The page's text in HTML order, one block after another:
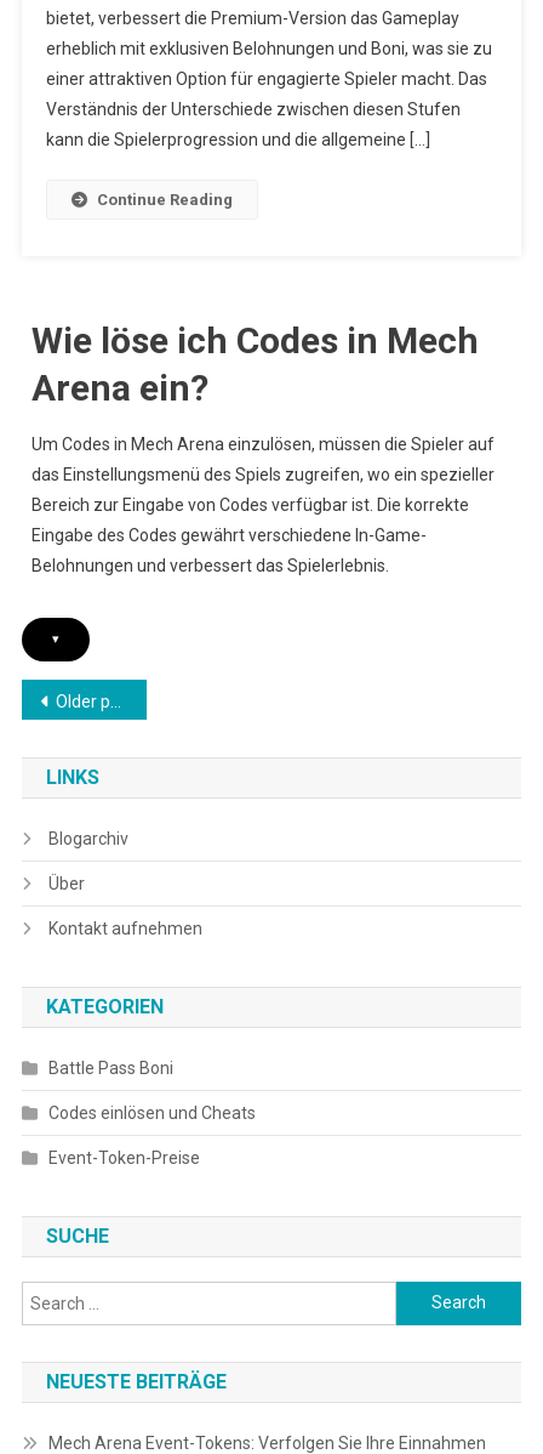
Vergleich
Von
Kostenlosen
Und
Premium-
bietet, verbessert die Premium-Version das Gameplay
erheblich mit exklusiven Belohnungen und Boni, was sie zu
einer attraktiven Option für engagierte Spieler macht. Das
Verständnis der Unterschiede zwischen diesen Stufen
kann die Spielerprogression und die allgemeine […]
Continue Reading
Wie löse ich Codes in Mech
Arena ein?
Um Codes in Mech Arena einzulösen, müssen die Spieler auf
das Einstellungsmenü des Spiels zugreifen, wo ein spezieller
Bereich zur Eingabe von Codes verfügbar ist. Die korrekte
Eingabe des Codes gewährt verschiedene In-Game-
Belohnungen und verbessert das Spielerlebnis.
▾
Posts
navigation
Older posts
LINKS
Blogarchiv
Über
Kontakt aufnehmen
KATEGORIEN
Battle Pass Boni
Codes einlösen und Cheats
Event-Token-Preise
SUCHE
Search
for:
NEUESTE BEITRÄGE
Mech Arena Event-Tokens: Verfolgen Sie Ihre Einnahmen